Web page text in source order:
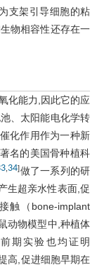
支架引导细胞的粘
物相容性还存在一
化能力,因此它的应
、太阳能电化学转
化作用作为一种新
名的美国骨种植科
34]做了一系列的研
生超亲水性表面,促
触（bone-implant
动物模型中,种植体
期实验也均证明
高,促进细胞早期在